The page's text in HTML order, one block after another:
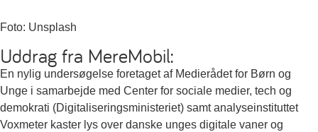
Foto: Unsplash
Uddrag fra MereMobil:
En nylig undersøgelse foretaget af Medierådet for Børn og
Unge i samarbejde med Center for sociale medier, tech og
demokrati (Digitaliseringsministeriet) samt analyseinstituttet
Voxmeter kaster lys over danske unges digitale vaner og